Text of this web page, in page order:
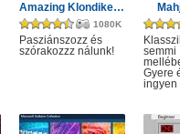
Amazing Klondike Solitaire
1080K
Pasziánszozz és
szórakozzz nálunk!
semmi
Gyere
ingyen